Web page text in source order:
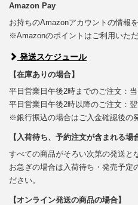
Amazon Pay
お持ちのAmazonアカウントの情報
※Amazonのポイントはご利用いただ
発送スケジュール
【在庫ありの場合】
平日営業日午後2時までのご注文：
平日営業日午後2時以降のご注文：
※銀行振込の場合はご入金確認後の
【入荷待ち、予約注文が含まれる場
すべての商品がそろい次第の発送と
お急ぎの場合は入荷待ち・発売予定
ださい。
【オンライン発送の商品の場合】